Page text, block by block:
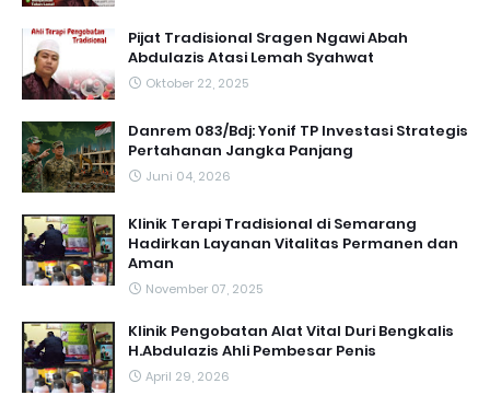
Pijat Tradisional Sragen Ngawi Abah
Abdulazis Atasi Lemah Syahwat
Oktober 22, 2025
Danrem 083/Bdj: Yonif TP Investasi Strategis
Pertahanan Jangka Panjang
Juni 04, 2026
Klinik Terapi Tradisional di Semarang
Hadirkan Layanan Vitalitas Permanen dan
Aman
November 07, 2025
Klinik Pengobatan Alat Vital Duri Bengkalis
H.Abdulazis Ahli Pembesar Penis
April 29, 2026